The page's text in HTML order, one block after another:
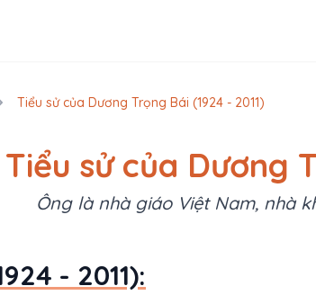
Tiểu sử của Dương Trọng Bái (1924 - 2011)
Tiểu sử của Dương
Ông là nhà giáo Việt Nam, nhà
- 2011):